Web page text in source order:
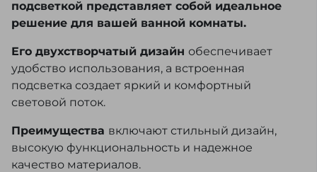
подсветкой представляет собой идеальное
решение для вашей ванной комнаты.
Его двухстворчатый дизайн обеспечивает
удобство использования, а встроенная
подсветка создает яркий и комфортный
световой поток.
Преимущества включают стильный дизайн,
высокую функциональность и надежное
качество материалов.